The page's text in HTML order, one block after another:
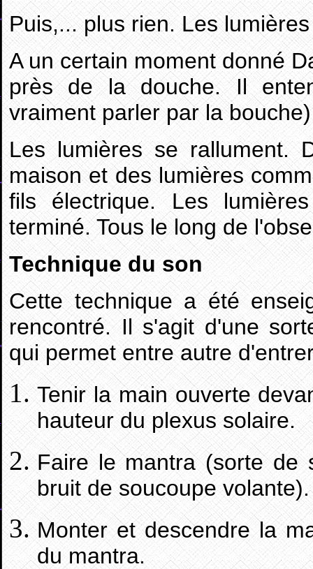
Puis,... plus rien. Les
A un certain moment donné
près de la douche. Il
vraiment parler par la
Les lumières se rallument.
maison et des lumières
fils électrique. Les
terminé. Tous le long de
Technique du son
Cette technique a été
rencontré. Il s'agit d'une
qui permet entre autre
Tenir la main ouverte
hauteur du plexus solaire.
Faire le mantra (sorte de
bruit de soucoupe volante).
Monter et descendre la
du mantra.